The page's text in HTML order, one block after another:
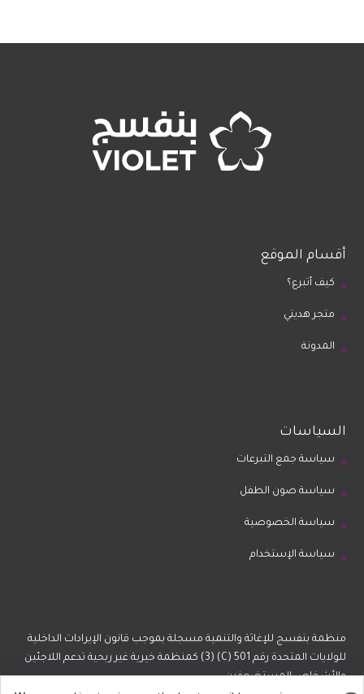
أقسام الموقع
كيف أتبرع؟
متجر هديتي
المدونة
السياسات
سياسة جمع التبرعات
سياسة صون الطفل
سياسة الخصوصية
سياسة الإستخدام
منظمة بنفسج للإغاثة والتنمية مسجلة بموجب قانون الإيرادات الداخلية
للولايات المتحدة رقم 501 (C) (3) كمنظمة خيرية غير ربحية تدعم اللاجئين
والأشخاص المستضعفين.